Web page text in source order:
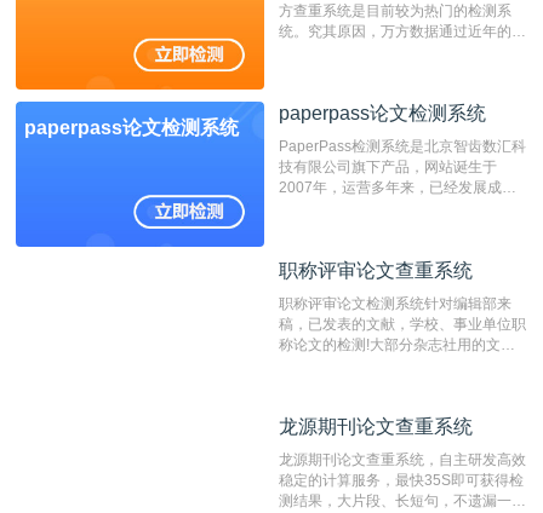
方查重系统是目前较为热门的检测系
统。究其原因，万方数据通过近年的发
非。其次，相对于知网而言，万方检测
重的推荐系统。
paperpass论文检测系统
paperpass论文检测系统
PaperPass检测系统是北京智齿数汇科
技有限公司旗下产品，网站诞生于
2007年，运营多年来，已经发展成为
检测速度快、精度高，市场反映良好。
职称评审论文查重系统
职称评审论文检测系统针对编辑部来
稿，已发表的文献，学校、事业单位职
称论文的检测!大部分杂志社用的文献
编辑部检测来稿和已发表的文献,检测
测时注意填写第一作者,才能排除已发
表文献复制比。（限制字符数1万）
龙源期刊论文查重系统
龙源期刊论文查重系统，自主研发高效
稳定的计算服务，最快35S即可获得检
测结果，大片段、长短句，不遗漏一处